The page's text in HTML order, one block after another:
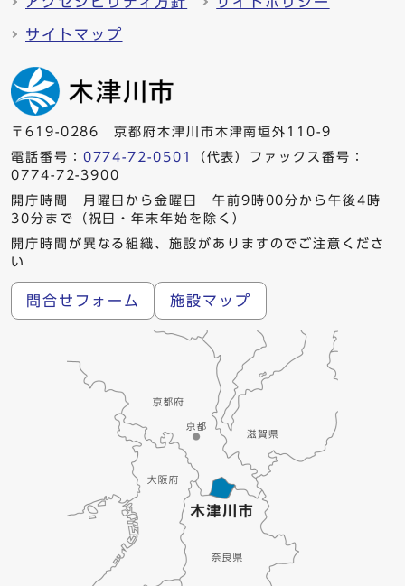
サイトマップ
〒619-0286 京都府木津川市木津南垣外110-9
電話番号： 0774-72-0501
（代表）ファックス番号：
0774-72-3900
開庁時間 月曜日から金曜日 午前9時00分から午後4時
30分まで（祝日・年末年始を除く）
開庁時間が異なる組織、施設がありますのでご注意くださ
い
問合せフォーム 施設マップ